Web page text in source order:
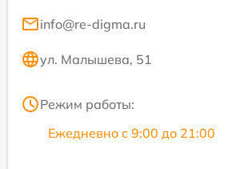
info@re-digma.ru
ул. Малышева, 51
Режим работы:
Ежедневно с 9:00 до 21:00